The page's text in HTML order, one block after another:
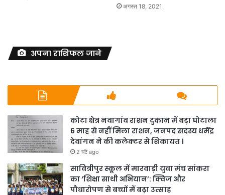
अगस्त 18, 2021
अपना राशिफल जाने
कोटा क्षेत्र नवागांव राशन दुकान में बड़ा घोटाला
6 माह से नहीं मिला राशन, जनपद सदस्य धर्मेंद्र
देवांगन ने की कलेक्टर से शिकायत ।
2 घंटे ago
सावित्रीपुर स्कूल में मारवाड़ी युवा मंच सांकरा
का ‘शिक्षा साथी अभियान’: क्विज और
पौधारोपण से बच्चों में बढ़ा उत्साह